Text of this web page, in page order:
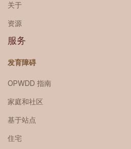
关于
资源
服务
发育障碍
OPWDD 指南
家庭和社区
基于站点
住宅